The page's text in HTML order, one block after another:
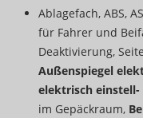
Ablagefach, ABS,
für Fahrer und
Deaktivierung,
Außenspiegel
elektrisch einstell-
im Gepäckraum,